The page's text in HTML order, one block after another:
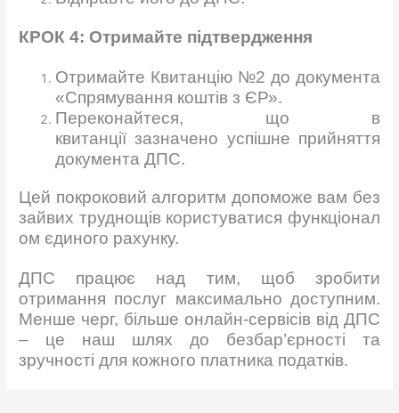
КРОК 4:Отримайте підтвердження
Отримайте Квитанцію №2 до документа
«Спрямування коштів з ЄР».
Переконайтеся, що в
квитанції зазначено успішне прийняття
документа ДПС.
Цей покроковий алгоритм допоможе вам без
зайвих труднощів користуватися функціонал
ом єдиного рахунку.
ДПС працює над тим, щоб зробити
отримання послуг максимально доступним.
Менше черг, більше онлайн-сервісів від ДПС
– це наш шлях до безбар’єрності та
зручності для кожного платника податків.